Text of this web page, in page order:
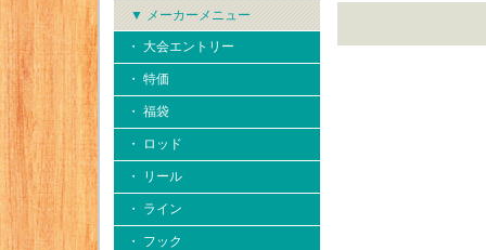
▼ メーカーメニュー
・ 大会エントリー
・ 特価
・ 福袋
・ ロッド
・ リール
・ ライン
・ フック